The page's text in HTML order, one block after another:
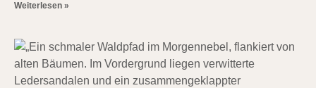
Weiterlesen »